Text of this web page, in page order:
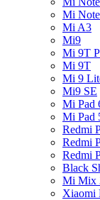
Mi
Mi A3
Mi9
Mi 9T
Mi 9T
Mi 9
Mi9 SE
Mi Pad
Mi Pad
Redmi
Redmi
Redmi
Black
Mi Mix
Xiaomi